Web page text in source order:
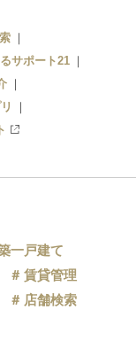
サポート21
一戸建て
賃貸管理
店舗検索